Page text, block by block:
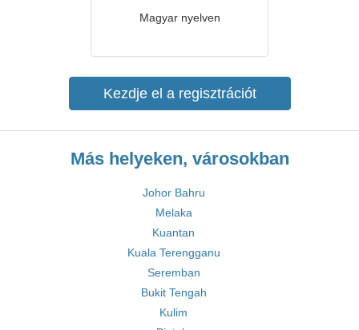
Magyar nyelven
Kezdje el a regisztrációt
Más helyeken, városokban
Johor Bahru
Melaka
Kuantan
Kuala Terengganu
Seremban
Bukit Tengah
Kulim